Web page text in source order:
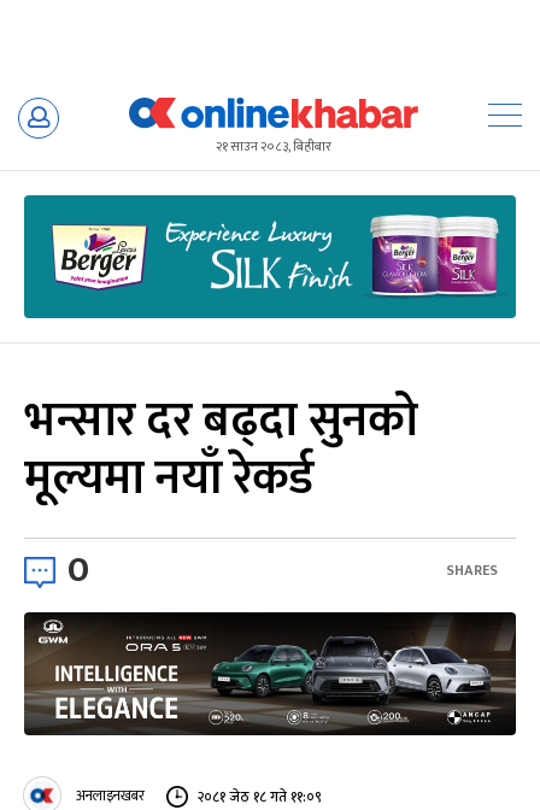
Skip
२१ साउन २०८३, बिहीबार
भन्सार दर बढ्दा सुनको
मूल्यमा नयाँ रेकर्ड
0 SHARES
अनलाइनखबर २०८१ जेठ १८ गते ११:०९